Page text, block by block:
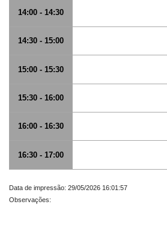
14:00 - 14:30
14:30 - 15:00
15:00 - 15:30
15:30 - 16:00
16:00 - 16:30
16:30 - 17:00
Data de impressão: 29/05/2026 16:01:57
Observações: